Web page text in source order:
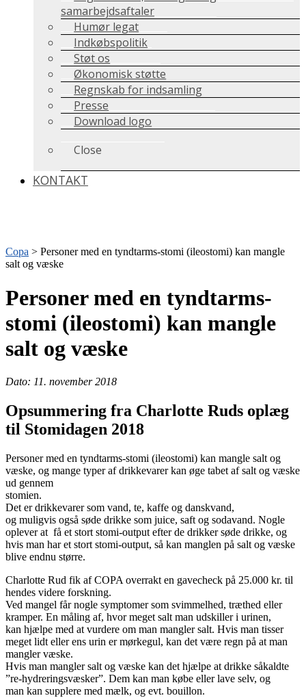
samarbejdsaftaler
Humør legat
Indkøbspolitik
Støt os
Økonomisk støtte
Regnskab for indsamling
Presse
Download logo
Close
KONTAKT
Copa > Personer med en tyndtarms-stomi (ileostomi) kan mangle
salt og væske
Personer med en tyndtarms-
stomi (ileostomi) kan mangle
salt og væske
Dato: 11. november 2018
Opsummering fra Charlotte Ruds oplæg
til Stomidagen 2018
Personer med en tyndtarms-stomi (ileostomi) kan mangle salt og
væske, og mange typer af drikkevarer kan øge tabet af salt og væske
ud gennem
stomien.
Det er drikkevarer som vand, te, kaffe og danskvand,
og muligvis også søde drikke som juice, saft og sodavand. Nogle
oplever at få et stort stomi-output efter de drikker søde drikke, og
hvis man har et stort stomi-output, så kan manglen på salt og væske
blive endnu større.
Charlotte Rud fik af COPA overrakt en gavecheck på 25.000 kr. til
hendes videre forskning.
Ved mangel får nogle symptomer som svimmelhed, træthed eller
kramper. En måling af, hvor meget salt man udskiller i urinen,
kan hjælpe med at vurdere om man mangler salt. Hvis man tisser
meget lidt eller ens urin er mørkegul, kan det være regn på at man
mangler væske.
Hvis man mangler salt og væske kan det hjælpe at drikke såkaldte
”re-hydreringsvæsker”. Dem kan man købe eller lave selv, og
man kan supplere med mælk, og evt. bouillon.